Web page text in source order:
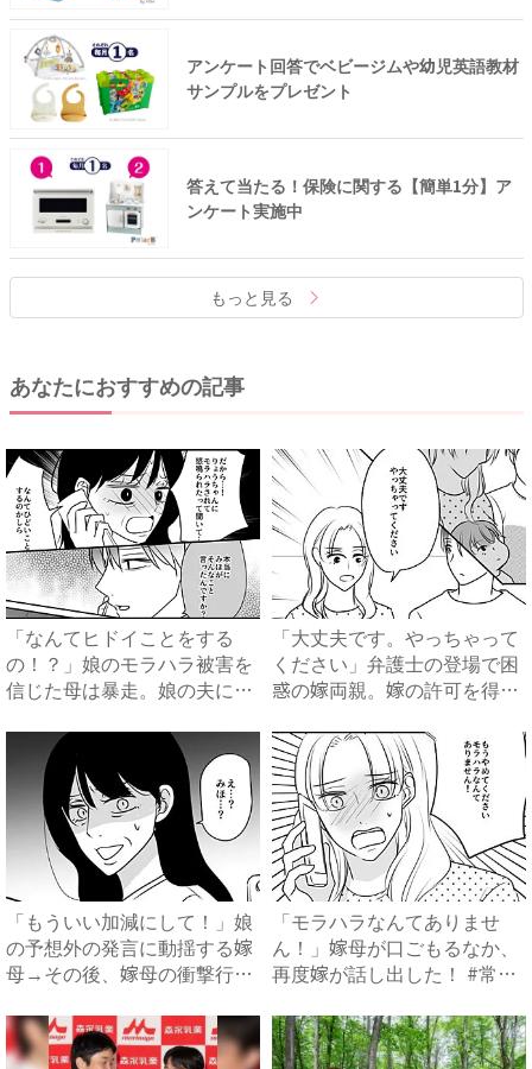
アンケート回答でベビージムや幼児英語教材
サンプルをプレゼント
答えて当たる！保険に関する【簡単1分】ア
ンケート実施中
もっと見る
あなたにおすすめの記事
「なんてヒドイことをする
の！？」娘のモラハラ被害を
信じた母は暴走。娘の夫に電
「大丈夫です。やっちゃって
ください」弁護士の登場で困
惑の嫁両親。嫁の許可を得た
「もういい加減にして！」娘
の予想外の発言に動揺する嫁
母→その後、嫁母の衝撃行動
「モラハラなんてありませ
ん！」嫁母が口ごもるなか、
再度嫁が話し出した！ #常識